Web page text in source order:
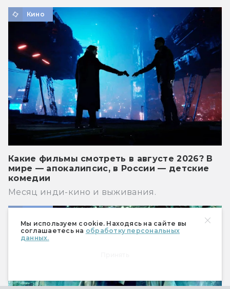
Мы используем cookie. Находясь на сайте вы
соглашаетесь на обработку персональных
данных.
Кино
Какие фильмы смотреть в августе 2026? В
мире — апокалипсис, в России — детские
комедии
Месяц инди-кино и выживания.